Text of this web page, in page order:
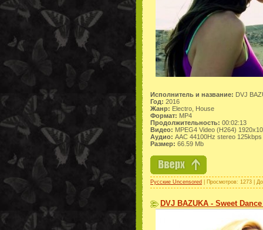
Исполнитель и название: DVJ
Год: 2016
Жанр: Electro, House
Формат: MP4
Продолжительность: 00:02:13
Видео: MPEG4 Video (H264)
Аудио: AAC 44100Hz stereo 125kbps
Размер: 66.59 Mb
Русские Uncensored | Просмотров: 1273 |
DVJ BAZUKA - Sweet